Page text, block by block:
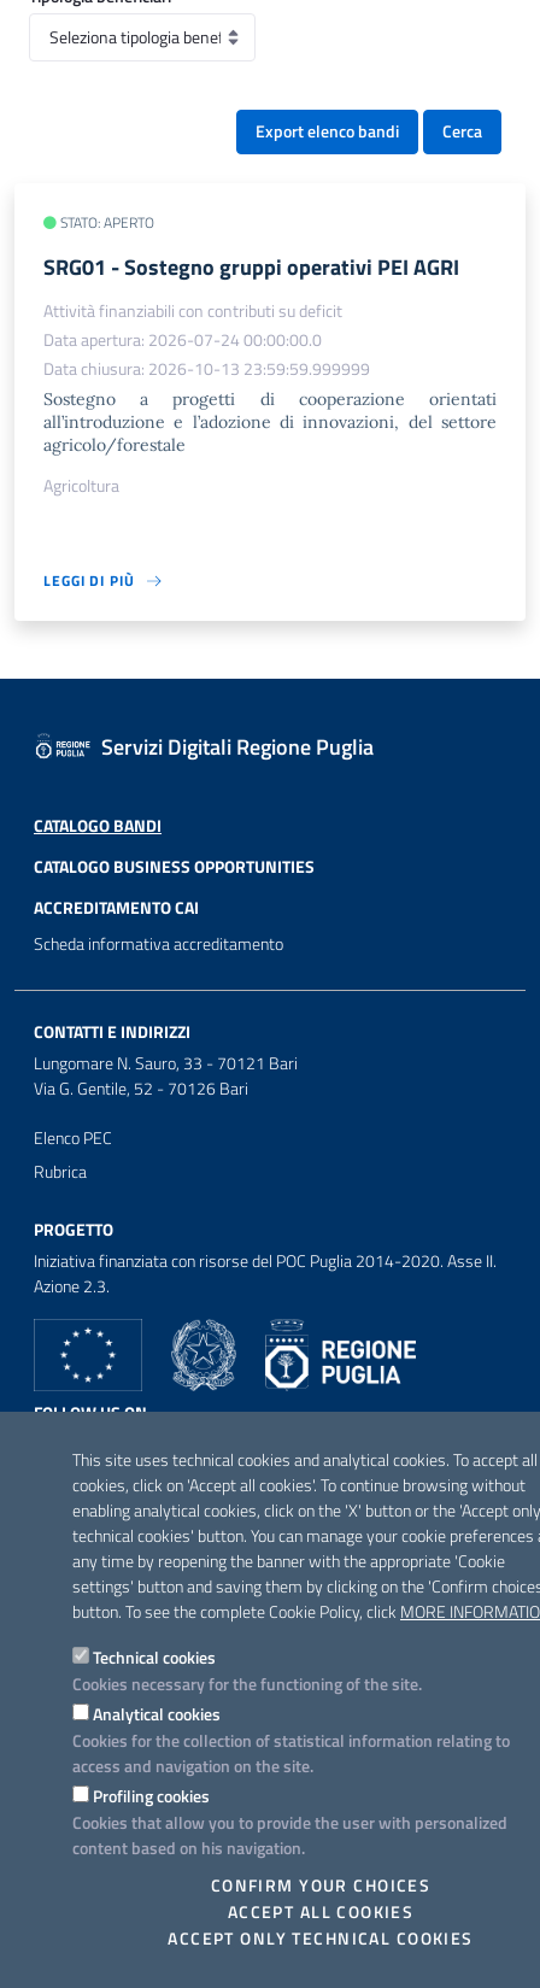
This site uses technical cookies and analytical cookies. To accept all
cookies, click on 'Accept all cookies'. To continue browsing without
enabling analytical cookies, click on the 'X' button or the 'Accept only
technical cookies' button. You can manage your cookie preferences
any time by reopening the banner with the appropriate 'Cookie
settings' button and saving them by clicking on the 'Confirm
button. To see the complete Cookie Policy, click MORE
Technical cookies
Cookies necessary for the functioning of the site.
Analytical cookies
Cookies for the collection of statistical information relating to
access and navigation on the site.
Profiling cookies
Cookies that allow you to provide the user with personalized
content based on his navigation.
CONFIRM YOUR CHOICES
ACCEPT ALL COOKIES
ACCEPT ONLY TECHNICAL COOKIES
Export elenco bandi Cerca
STATO: APERTO
SRG01 - Sostegno gruppi operativi PEI AGRI
Attività finanziabili con contributi su deficit
Data apertura: 2026-07-24 00:00:00.0
Data chiusura: 2026-10-13 23:59:59.999999
Sostegno a progetti di cooperazione orientati
all’introduzione e l’adozione di innovazioni, del settore
agricolo/forestale
Agricoltura
LEGGI DI PIÙ
Servizi Digitali Regione Puglia
CATALOGO BANDI
CATALOGO BUSINESS OPPORTUNITIES
ACCREDITAMENTO CAI
Scheda informativa accreditamento
CONTATTI E INDIRIZZI
Lungomare N. Sauro, 33 - 70121 Bari
Via G. Gentile, 52 - 70126 Bari
Elenco PEC
Rubrica
PROGETTO
Iniziativa finanziata con risorse del POC Puglia 2014-2020. Asse II.
Azione 2.3.
FOLLOW US ON